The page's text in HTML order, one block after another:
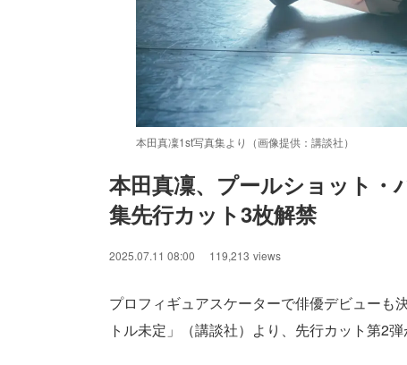
本田真凜1st写真集より（画像提供：講談社）
本田真凜、プールショット
集先行カット3枚解禁
2025.07.11 08:00 119,213 views
プロフィギュアスケーターで俳優デビューも
トル未定」（講談社）より、先行カット第2弾